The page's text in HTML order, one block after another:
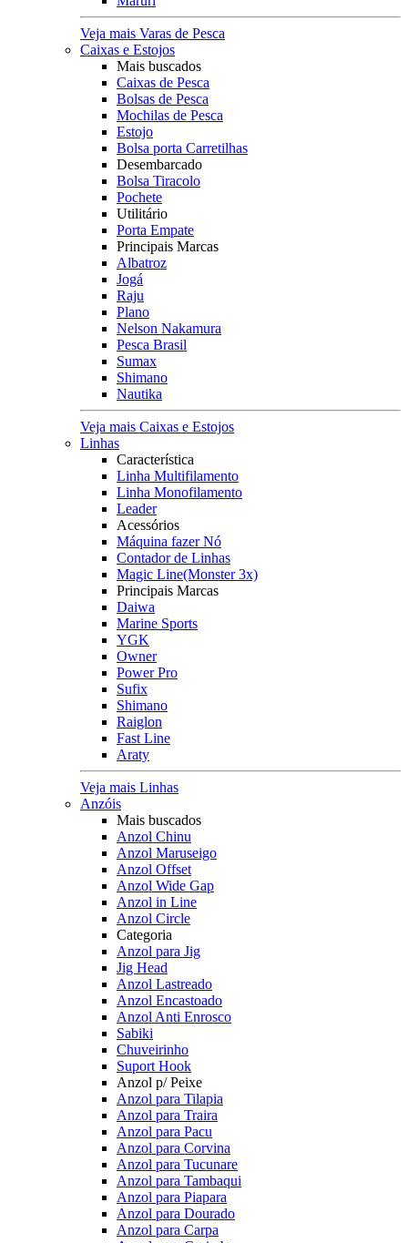
Veja mais Varas de Pesca
Caixas e Estojos
Mais buscados
Caixas de Pesca
Bolsas de Pesca
Mochilas de Pesca
Estojo
Bolsa porta Carretilhas
Desembarcado
Bolsa Tiracolo
Pochete
Utilitário
Porta Empate
Principais Marcas
Albatroz
Jogá
Raju
Plano
Nelson Nakamura
Pesca Brasil
Sumax
Shimano
Nautika
Veja mais Caixas e Estojos
Linhas
Característica
Linha Multifilamento
Linha Monofilamento
Leader
Acessórios
Máquina fazer Nó
Contador de Linhas
Magic Line(Monster 3x)
Principais Marcas
Daiwa
Marine Sports
YGK
Owner
Power Pro
Sufix
Shimano
Raiglon
Fast Line
Araty
Veja mais Linhas
Anzóis
Mais buscados
Anzol Chinu
Anzol Maruseigo
Anzol Offset
Anzol Wide Gap
Anzol in Line
Anzol Circle
Categoria
Anzol para Jig
Jig Head
Anzol Lastreado
Anzol Encastoado
Anzol Anti Enrosco
Sabiki
Chuveirinho
Suport Hook
Anzol p/ Peixe
Anzol para Tilapia
Anzol para Traira
Anzol para Pacu
Anzol para Corvina
Anzol para Tucunare
Anzol para Tambaqui
Anzol para Piapara
Anzol para Dourado
Anzol para Carpa